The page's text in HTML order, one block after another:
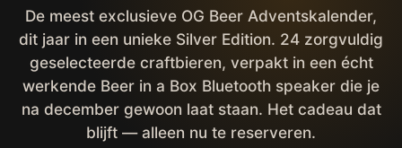
De meest exclusieve OG Beer Adventskalender,
dit jaar in een unieke Silver Edition. 24 zorgvuldig
geselecteerde craftbieren, verpakt in een écht
werkende Beer in a Box Bluetooth speaker die je
na december gewoon laat staan. Het cadeau dat
blijft — alleen nu te reserveren.